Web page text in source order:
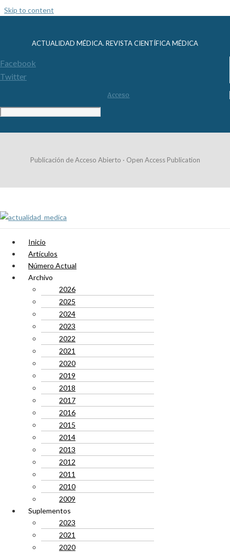
Skip to content
ACTUALIDAD MÉDICA. REVISTA CIENTÍFICA MÉDICA
Facebook
Twitter
Acceso
Publicación de Acceso Abierto · Open Access Publication
Inicio
Artículos
Número Actual
Archivo
2026
2025
2024
2023
2022
2021
2020
2019
2018
2017
2016
2015
2014
2013
2012
2011
2010
2009
Suplementos
2023
2021
2020